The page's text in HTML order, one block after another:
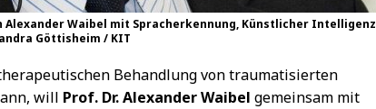
Alexander Waibel mit Spracherkennung, Künstlicher Intelligenz
Göttisheim / KIT
Behandlung von traumatisierten
will Prof. Dr. Alexander Waibel gemeinsam mit